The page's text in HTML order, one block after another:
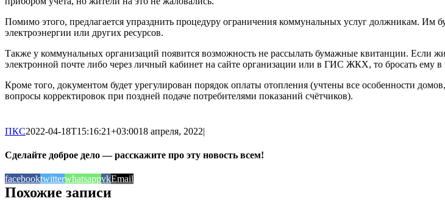
Помимо этого, предлагается упразднить процедуру ограничения коммунальных услуг должникам. Им
электроэнергии или других ресурсов.
Также у коммунальных организаций появится возможность не рассылать бумажные квитанции. Если
электронной почте либо через личный кабинет на сайте организации или в ГИС ЖКХ, то бросать ему в
Кроме того, документом будет урегулирован порядок оплаты отопления (учтены все особенности
вопросы корректировок при поздней подаче потребителями показаний счётчиков).
ПКС2022-04-18T15:16:21+03:0018 апреля, 2022|
Сделайте доброе дело — расскажите про эту новость всем!
facebooktwitterwhatsappvkEmail
Похожие записи